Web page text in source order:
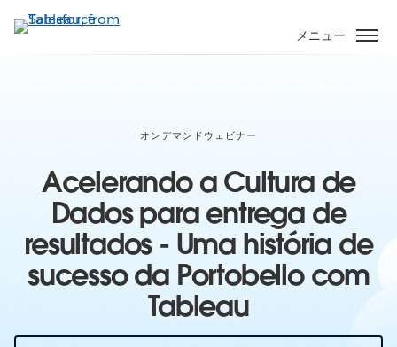
イ
メニュー
オンデマンドウェビナー
Acelerando a Cultura de
Dados para entrega de
resultados - Uma história de
sucesso da Portobello com
Tableau